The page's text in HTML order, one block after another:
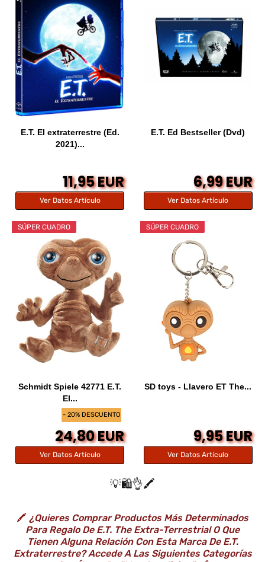
E.T. El extraterrestre (Ed.
2021)...
11,95 EUR
Ver Datos Artículo
E.T. Ed Bestseller (Dvd)
6,99 EUR
Ver Datos Artículo
- 20% DESCUENTO
SÚPER CUADRO
Schmidt Spiele 42771 E.T.
El...
24,80 EUR
Ver Datos Artículo
SÚPER CUADRO
SD toys - Llavero ET The...
9,95 EUR
Ver Datos Artículo
💡🛍️👌🖍️
🖍️ ¿Quieres Comprar Productos Más Determinados
Para Regalo De E.T. The Extra-Terrestrial O Que
Tienen Alguna Relación Con Esta Marca De E.T.
Extraterrestre? Accede A Las Siguientes Categorías